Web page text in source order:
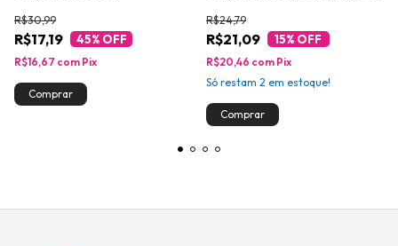
R$17,19
R$30,99
45% OFF
R$16,67 com Pix
R$21,09
R$24,79
15% OFF
R$20,46 com Pix
Só restam 2 em estoque!